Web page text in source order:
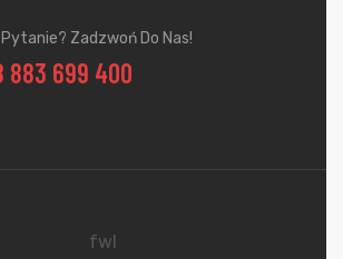
Pytanie? Zadzwoń Do Nas!
883 699 400